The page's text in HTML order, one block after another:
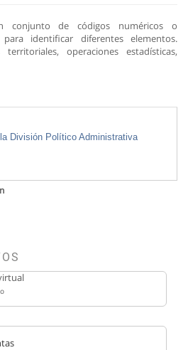
conjunto de códigos numéricos o
identificar diferentes elementos.
operaciones estadísticas,
División Político Administrativa